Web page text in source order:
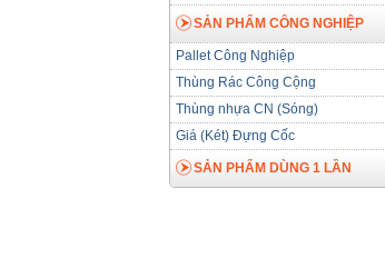
SẢN PHẨM CÔNG NGHIỆP
Pallet Công Nghiệp
Thùng Rác Công Cộng
Thùng nhựa CN (Sóng)
Giá (Két) Đựng Cốc
SẢN PHẨM DÙNG 1 LẦN